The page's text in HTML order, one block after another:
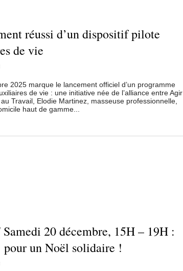
réussi d’un dispositif pilote
de vie
2025 marque le lancement officiel d’un programme
de vie : une initiative née de l’alliance entre Agir
Travail, Elodie Martinez, masseuse professionnelle,
haut de gamme...
20 décembre, 15H – 19H :
un Noël solidaire !